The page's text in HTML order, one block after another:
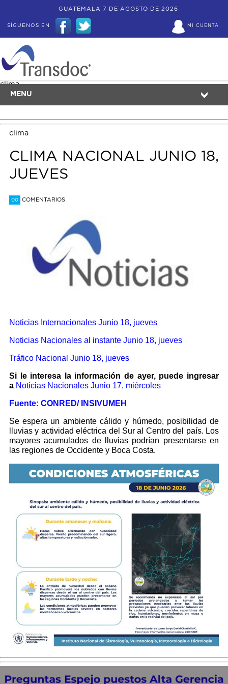
GUATEMALA 7 DE AGOSTO DE 2026
MI CUENTA
SÍGUENOS EN
MENU
clima
clima
CLIMA NACIONAL JUNIO 18,
JUEVES
00 COMENTARIOS
Noticias Internacionales Junio 18, jueves
Noticias Nacionales al instante Junio 18, jueves
Tráfico Nacional Junio 18, jueves
Si le interesa la información de ayer, puede ingresar
a Noticias Nacionales Junio 17, miércoles
Fuente: CONRED/ INSIVUMEH
Se espera un ambiente cálido y húmedo, posibilidad de
lluvias y actividad eléctrica del Sur al Centro del país. Los
mayores acumulados de lluvias podrían presentarse en
las regiones de Occidente y Boca Costa.